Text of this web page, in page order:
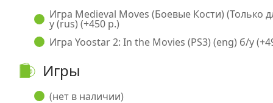
Игра Medieval Moves (Боевые Кости) (Только
у (rus) (+450 р.)
Игра Yoostar 2: In the Movies (PS3) (eng) б/у
Игры
(нет в наличии)